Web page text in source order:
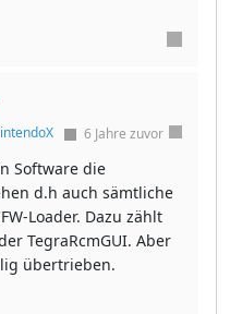
6 Jahre zuvor
Software die
d.h auch sämtliche
Loader. Dazu zählt
TegraRcmGUI. Aber
übertrieben.